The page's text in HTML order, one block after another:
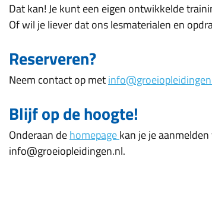
Dat kan! Je kunt een eigen ontwikkelde
Of wil je liever dat ons lesmaterialen en
​​​​​​​Reserveren?
Neem contact op met
Blijf op de hoogte!
Onderaan dehomepagekan je je
info@groeiopleidingen.nl.